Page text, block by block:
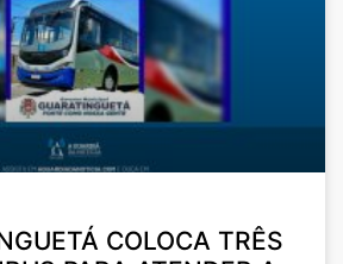
COLOCA TRÊS